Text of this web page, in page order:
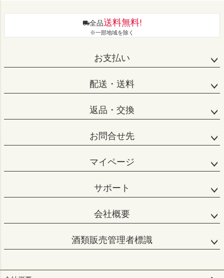
全品送料無料!
※一部地域を除く
お支払い
配送・送料
返品・交換
お問合せ先
マイページ
サポート
会社概要
酒類販売管理者標識